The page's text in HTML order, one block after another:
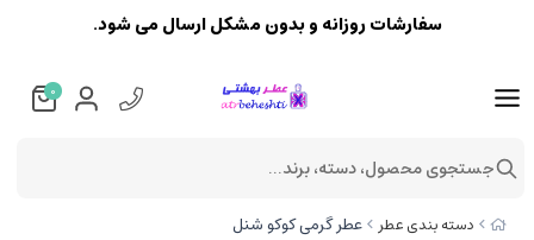
دسته بندی عطر عطر گرمی کوکو شنل
سفارشات روزانه و بدون مشکل ارسال می شود.
0
جستجوی محصول، دسته، برند...